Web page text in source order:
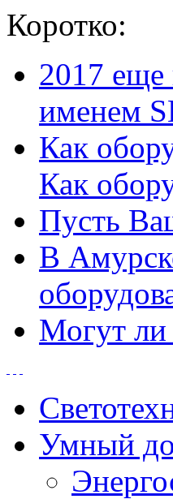
Коротко:
2017 еще
именем
Как
Как
Пусть
В
Могут ли
Умный